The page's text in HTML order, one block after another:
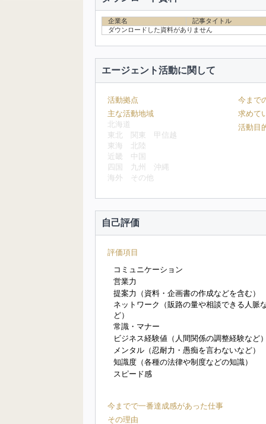
企業名
記事タイトル
ダウンロードした資料がありません
エージェント活動に関して
活動拠点
主な活動地域
北海道
東北
関東
甲信越
東海
北陸
近畿
中国
四国
九州
沖縄
海外
その他
今まで
求めて
活動目
自己評価
評価項目
コミュニケーション
営業力
提案力（資料・企画書の作成などを含む）
ネットワーク（販路の量や相談できる人脈
ど）
常識・マナー
ビジネス経験値（人間関係の調整経験など
メンタル（忍耐力・愚痴を言わないなど）
知識度（各種の法律や制度などの知識）
スピード感
今までで一番達成感があった仕事
その理由